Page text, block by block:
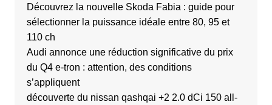
Découvrez la nouvelle Skoda Fabia : guide pour
sélectionner la puissance idéale entre 80, 95 et
110 ch
Audi annonce une réduction significative du prix
du Q4 e-tron : attention, des conditions
s’appliquent
découverte du nissan qashqai +2 2.0 dCi 150 all-